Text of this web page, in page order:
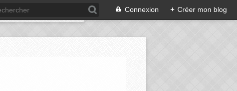
Connexion + Créer mon blog